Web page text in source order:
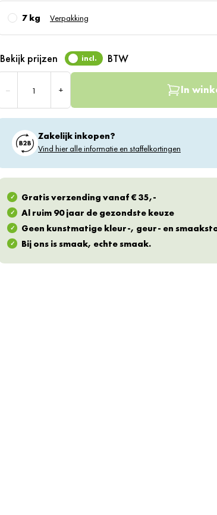
7 kg Verpakking
Bekijk prijzen incl. BTW
–
+ In
Zakelijk inkopen?
Vind hier alle informatie en staffelkortingen
Gratis verzending vanaf € 35,-
Al ruim 90 jaar de gezondste keuze
Geen kunstmatige kleur-, geur- en
Bij ons is smaak, echte smaak.